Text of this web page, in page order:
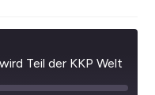
Teil der KKP Welt